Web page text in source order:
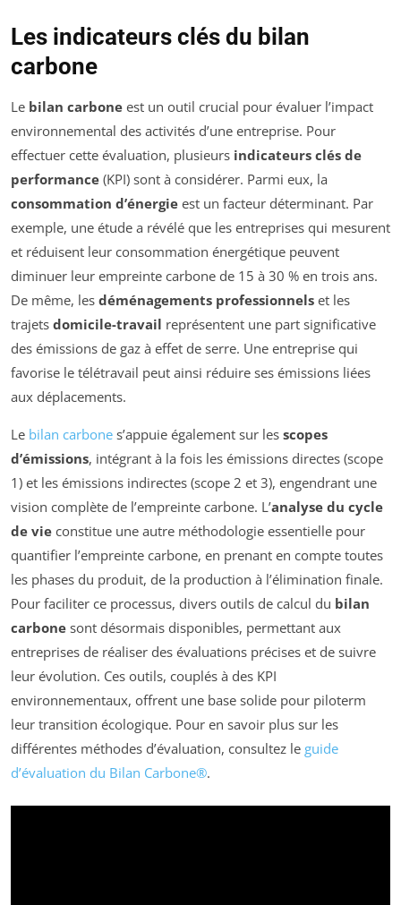
Les indicateurs clés du bilan
carbone
Le bilan carbone est un outil crucial pour évaluer l’impact
environnemental des activités d’une entreprise. Pour
effectuer cette évaluation, plusieurs indicateurs clés de
performance (KPI) sont à considérer. Parmi eux, la
consommation d’énergie est un facteur déterminant. Par
exemple, une étude a révélé que les entreprises qui mesurent
et réduisent leur consommation énergétique peuvent
diminuer leur empreinte carbone de 15 à 30 % en trois ans.
De même, les déménagements professionnels et les
trajets domicile-travail représentent une part significative
des émissions de gaz à effet de serre. Une entreprise qui
favorise le télétravail peut ainsi réduire ses émissions liées
aux déplacements.
Le bilan carbone s’appuie également sur les scopes
d’émissions, intégrant à la fois les émissions directes (scope
1) et les émissions indirectes (scope 2 et 3), engendrant une
vision complète de l’empreinte carbone. L’analyse du cycle
de vie constitue une autre méthodologie essentielle pour
quantifier l’empreinte carbone, en prenant en compte toutes
les phases du produit, de la production à l’élimination finale.
Pour faciliter ce processus, divers outils de calcul du bilan
carbone sont désormais disponibles, permettant aux
entreprises de réaliser des évaluations précises et de suivre
leur évolution. Ces outils, couplés à des KPI
environnementaux, offrent une base solide pour piloterm
leur transition écologique. Pour en savoir plus sur les
différentes méthodes d’évaluation, consultez le guide
d’évaluation du Bilan Carbone®.